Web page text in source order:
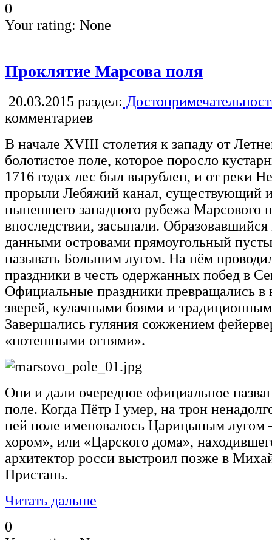
0
Your rating: None
Проклятие Марсова поля
20.03.2015 раздел:
комментариев
В начале XVIII столетия к западу от
болотистое поле, которое поросло
1716 годах лес был вырублен, и от реки
прорыли Лебяжий канал, существующий
нынешнего западного рубежа Марсового
впоследствии, засыпали.
данными островами прямоугольный
называть Большим лугом. На нём
праздники в честь одержанных побед в
Официальные праздники превращались в
зверей, кулачными боями и
Завершались гуляния сожжением
«потешными огнями».
Они и дали очередное официальное
поле. Когда Пётр I умер, на трон
ней поле именовалось Царицыным лугом
хором», или «Царского дома»,
архитектор росси выстроил позже в
Пристань.
Читать дальше
0